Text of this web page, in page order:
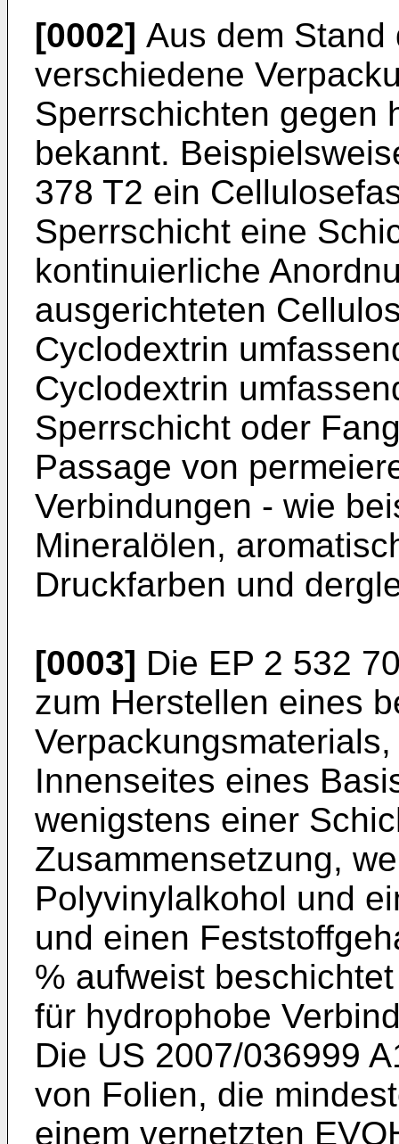
[0002] Aus dem Stand
verschiedene
Sperrschichten gegen
bekannt.
378 T2 ein
Sperrschicht eine
kontinuierliche
ausgerichteten
Cyclodextrin
Cyclodextrin
Sperrschicht oder
Passage von
Verbindungen - wie
Mineralölen,
Druckfarben und
[0003] Die EP 2 532
zum Herstellen eines
Innenseites eines
wenigstens einer
Zusammensetzung,
Polyvinylalkohol und
und einen
% aufweist
für hydrophobe
Die US 2007/036999
von Folien, die
einem vernetzten